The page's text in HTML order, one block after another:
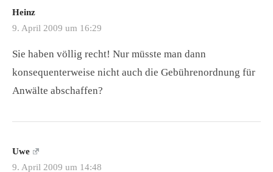
Heinz
9. April 2009 um 16:29
Sie haben völlig recht! Nur müsste man dann
konsequenterweise nicht auch die Gebührenordnung für
Anwälte abschaffen?
Uwe
9. April 2009 um 14:48